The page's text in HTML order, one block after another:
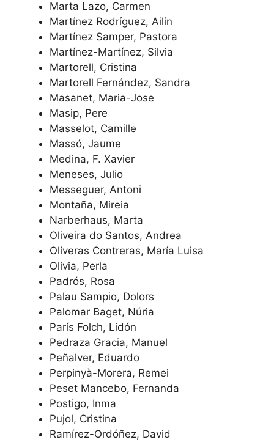
Marta Lazo, Carmen
Martínez Rodríguez, Ailín
Martínez Samper, Pastora
Martínez-Martínez, Silvia
Martorell, Cristina
Martorell Fernández, Sandra
Masanet, Maria-Jose
Masip, Pere
Masselot, Camille
Massó, Jaume
Medina, F. Xavier
Meneses, Julio
Messeguer, Antoni
Montaña, Mireia
Narberhaus, Marta
Oliveira do Santos, Andrea
Oliveras Contreras, María Luisa
Olivia, Perla
Padrós, Rosa
Palau Sampio, Dolors
Palomar Baget, Núria
París Folch, Lidón
Pedraza Gracia, Manuel
Peñalver, Eduardo
Perpinyà-Morera, Remei
Peset Mancebo, Fernanda
Postigo, Inma
Pujol, Cristina
Ramírez-Ordóñez, David